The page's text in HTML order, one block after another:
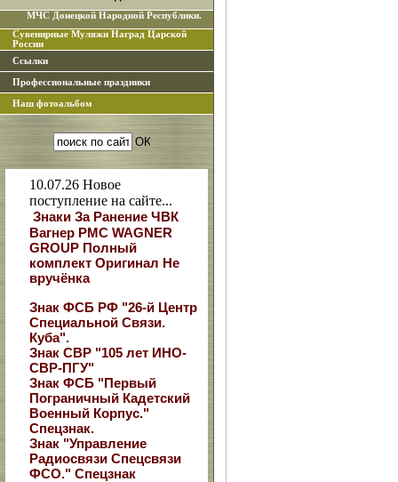
МЧС Донецкой Народной Республики.
Сувенирные Муляжи Наград Царской
России
Ссылки
Профессиональные праздники
Наш фотоальбом
10.07.26 Новое
поступление на сайте...
Знаки За Ранение ЧВК
Вагнер РМС WAGNER
GROUP Полный
комплект Оригинал Не
вручёнка
Знак ФСБ РФ "26-й Центр
Специальной Связи.
Куба".
Знак СВР "105 лет ИНО-
СВР-ПГУ"
Знак ФСБ "Первый
Пограничный Кадетский
Военный Корпус."
Спецзнак.
Знак "Управление
Радиосвязи Спецсвязи
ФСО." Спецзнак